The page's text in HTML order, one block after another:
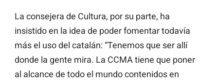
La consejera de Cultura, por su parte, ha
insistido en la idea de poder fomentar todavía
más el uso del catalán: “Tenemos que ser allí
donde la gente mira. La CCMA tiene que poner
al alcance de todo el mundo contenidos en